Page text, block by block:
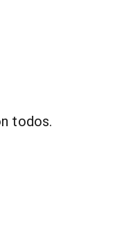
todos.